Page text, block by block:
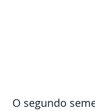
O segundo